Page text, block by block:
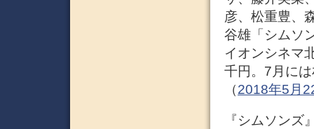
彦、松重豊、
谷雄「シムソ
イオンシネマ
千円。7月に
（2018年5月
『シムソン